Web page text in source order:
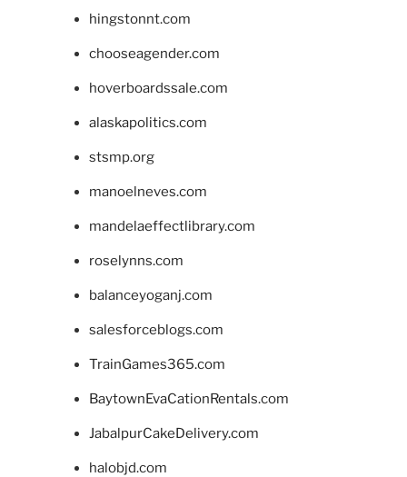
hingstonnt.com
chooseagender.com
hoverboardssale.com
alaskapolitics.com
stsmp.org
manoelneves.com
mandelaeffectlibrary.com
roselynns.com
balanceyoganj.com
salesforceblogs.com
TrainGames365.com
BaytownEvaCationRentals.com
JabalpurCakeDelivery.com
halobjd.com